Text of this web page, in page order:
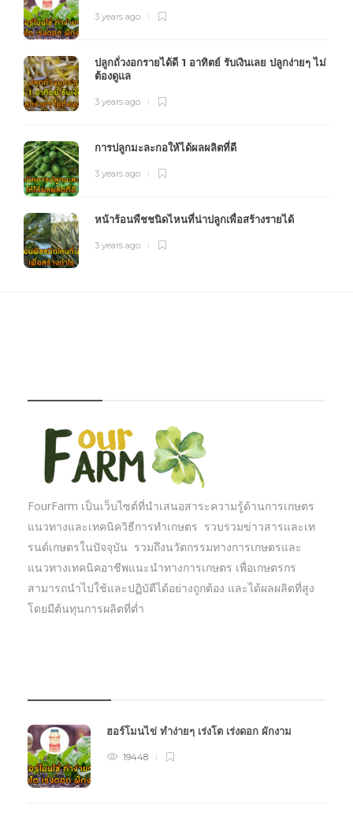
3 years ago
ปลูกถั่วงอกรายได้ดี 1 อาทิตย์ รับเงินเลย ปลูกง่ายๆ ไม่
ต้องดูแล
3 years ago
การปลูกมะละกอให้ได้ผลผลิตที่ดี
3 years ago
หน้าร้อนพืชชนิดไหนที่น่าปลูกเพื่อสร้างรายได้
3 years ago
FourFarm เป็นเว็บไซต์ที่นำเสนอสาระความรู้ด้านการเกษตร
แนวทางและเทคนิควิธีการทำเกษตร รวบรวมข่าวสารและเท
รนด์เกษตรในปัจจุบัน รวมถึงนวัตกรรมทางการเกษตรและ
แนวทางเทคนิคอาชีพแนะนำทางการเกษตร เพื่อเกษตรกร
สามารถนำไปใช้และปฏิบัตืได้อย่างถูกต้อง และได้ผลผลิตที่สูง
โดยมีต้นทุนการผลิตที่ต่ำ
ฮอร์โมนไข่ ทำง่ายๆ เร่งโต เร่งดอก ผักงาม
19448